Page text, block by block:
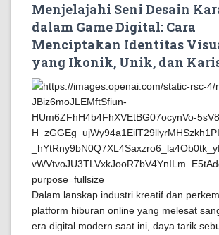
Menjelajahi Seni Desain
dalam Game Digital: Cara
Menciptakan Identitas
yang Ikonik, Unik, dan
Dalam lanskap industri kreatif dan
platform hiburan online yang melesat
era digital modern saat ini, daya tarik